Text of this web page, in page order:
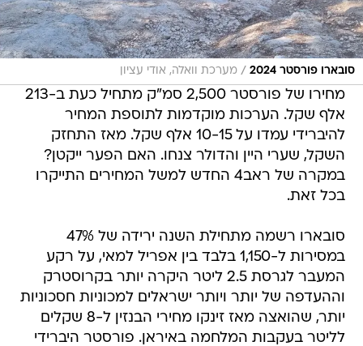
סובארו פורסטר 2024 / מערכת וואלה, אודי עציון
מחירו של פורסטר 2,500 סמ"ק מתחיל כעת ב-213
אלף שקל. הערכות מוקדמות לתוספת המחיר
להיברידי עמדו על 10-15 אלף שקל. מאז התחזק
השקל, שערי היין והדולר צנחו. האם הפער ייקטן?
במקרה של ראב4 החדש למשל המחירים התייקרו
בכל זאת.
סובארו רשמה מתחילת השנה ירידה של 47%
במסירות ל-1,150 בלבד בין אפריל למאי, על רקע
המעבר לגרסת 2.5 ליטר היקרה יותר בקרוסטרק
וההעדפה של יותר ויותר ישראלים למכוניות חסכוניות
יותר, שהואצה מאז זינקו מחירי הבנזין ל-8 שקלים
לליטר בעקבות המלחמה באיראן. פורסטר היברידי